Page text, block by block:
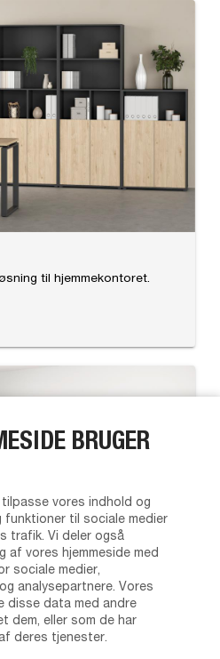
BRUGER
vores indhold og
funktioner til sociale medier
trafik. Vi deler også
af vores hjemmeside med
sociale medier,
analysepartnere. Vores
disse data med andre
dem, eller som de har
deres tjenester.
til hjemmekontoret.
og et tidløst